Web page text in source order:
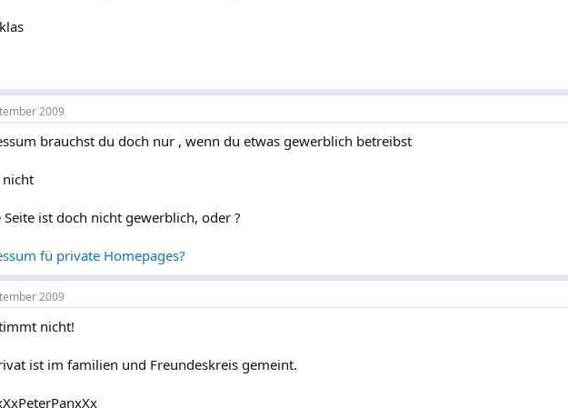
2009
brauchst du doch nur , wenn du etwas gewerblich betreibst
nicht
Seite ist doch nicht gewerblich, oder ?
fü private Homepages?
2009
nicht!
ist im familien und Freundeskreis gemeint.